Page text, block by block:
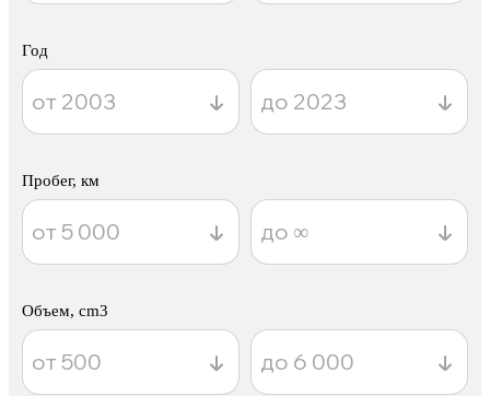
Год
Пробег, км
Объем, cm3